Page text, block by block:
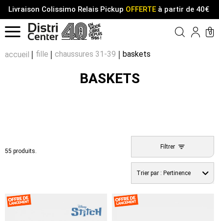
Livraison Colissimo Relais Pickup OFFERTEà partir de 40€
Menu
0
accueil fille chaussures 31-39 baskets
BASKETS
55 produits.
Filtrer
Trier par : Pertinence